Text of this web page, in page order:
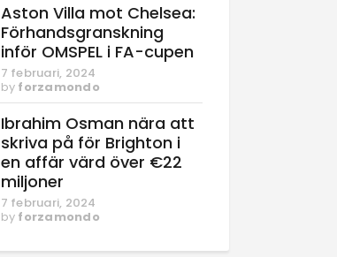
Aston Villa mot Chelsea:
Förhandsgranskning
inför OMSPEL i FA-cupen
7 februari, 2024
by forzamondo
Ibrahim Osman nära att
skriva på för Brighton i
en affär värd över €22
miljoner
7 februari, 2024
by forzamondo